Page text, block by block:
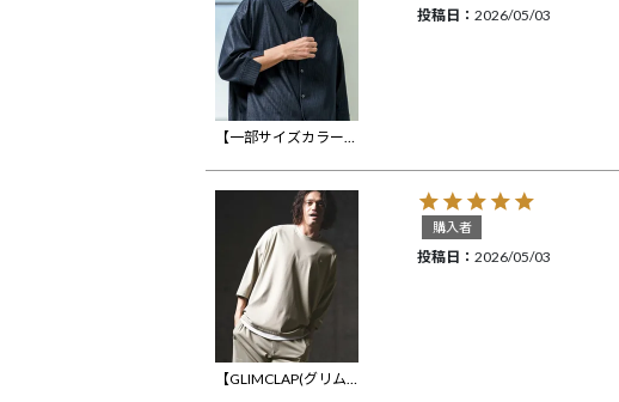
【一部サイズカラー予約販売9月上旬～中旬入荷】【Magine(マージン)】Drapey Chambray Relax Fit Seven Sleeve Shirt シャンブレーシャツ(MGN-261-022)
投稿日 2026/05/03
【GLIMCLAP(グリムクラップ)】Airy Smooth Fabric 3-4 Sleeve T-Shirt 7分袖カットソー(201-026-gls-cg)
購入者
投稿日 2026/05/03